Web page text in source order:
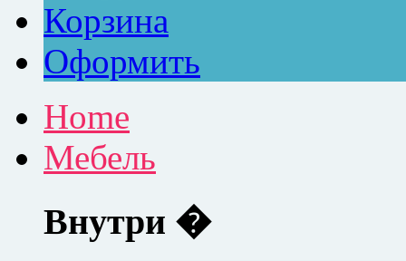
Корзина
Оформить
Home
Мебель
Внутри �